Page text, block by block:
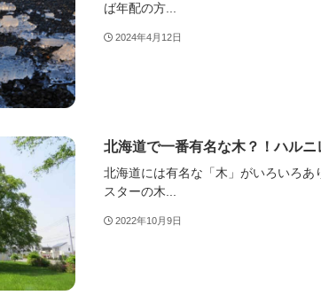
ば年配の方...
2024年4月12日
北海道で一番有名な木？！ハルニ
北海道には有名な「木」がいろいろ
スターの木...
2022年10月9日